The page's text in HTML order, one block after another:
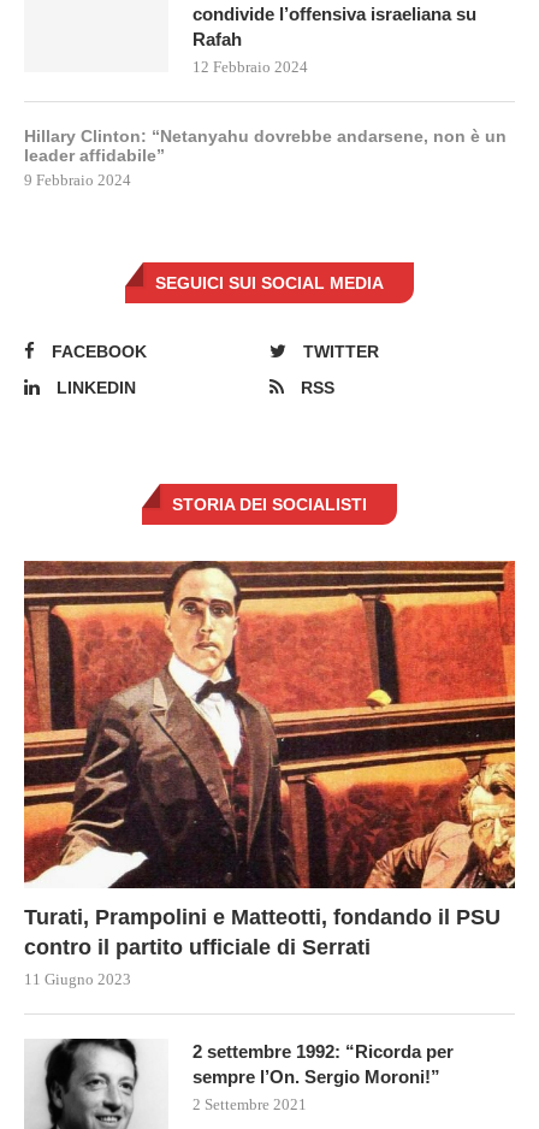
condivide l’offensiva israeliana su
Rafah
12 Febbraio 2024
Hillary Clinton: “Netanyahu dovrebbe andarsene, non è un
leader affidabile”
9 Febbraio 2024
SEGUICI SUI SOCIAL MEDIA
FACEBOOK
TWITTER
LINKEDIN
RSS
STORIA DEI SOCIALISTI
Turati, Prampolini e Matteotti, fondando il PSU
contro il partito ufficiale di Serrati
11 Giugno 2023
2 settembre 1992: “Ricorda per
sempre l’On. Sergio Moroni!”
2 Settembre 2021